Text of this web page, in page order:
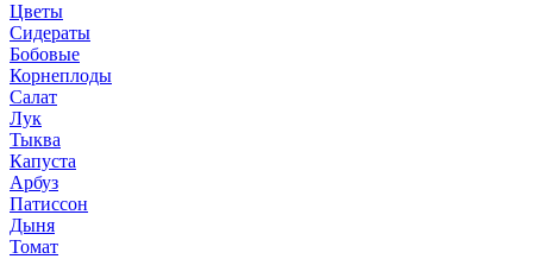
Цветы
Сидераты
Бобовые
Корнеплоды
Салат
Лук
Тыква
Капуста
Арбуз
Патиссон
Дыня
Томат